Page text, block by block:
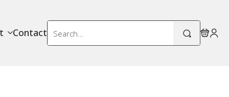
Contact
Search
for: